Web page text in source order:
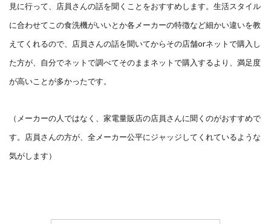
見に行って、店員さんの話を聞くことをおすすめします。生活スタイル
に合わせてこの食洗機がいいとか各メーカーの特徴など細かい違いを教
えてくれるので、店員さんの話を聞いてからその店舗orネットで購入し
た方が、自分でネットで調べてそのままネットで購入するより、満足度
が高いことが多かったです。
（メーカーの人ではなく、家電量販店の店員さんに聞くのがおすすめで
す。店員さんの方が、全メーカー公平にジャッジしてくれているような
気がします）